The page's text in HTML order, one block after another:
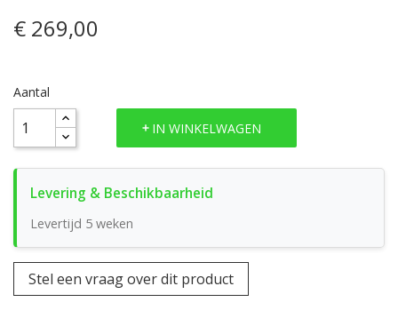
€ 269,00
Aantal
IN WINKELWAGEN
Levertijd 5 weken
Stel een vraag over dit product